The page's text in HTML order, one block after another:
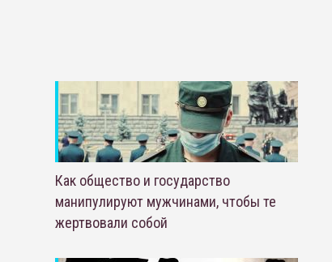
Как общество и государство
манипулируют мужчинами, чтобы те
жертвовали собой